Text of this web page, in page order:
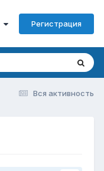
Регистрация
Вся активность